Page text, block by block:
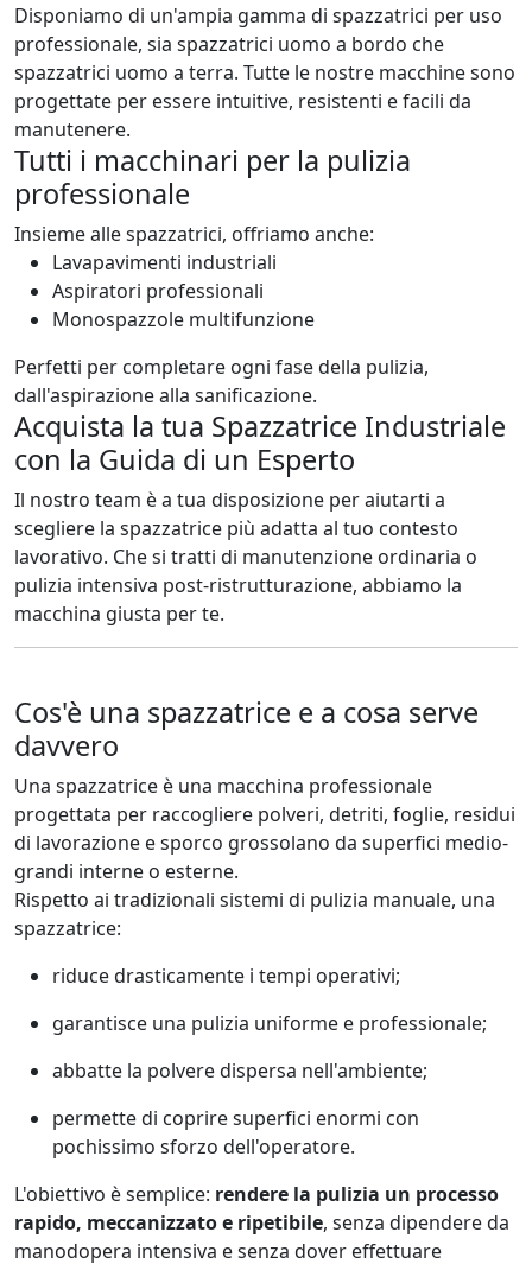
Disponiamo di un'ampia gamma di spazzatrici per uso
professionale, sia spazzatrici uomo a bordo che
spazzatrici uomo a terra. Tutte le nostre macchine sono
progettate per essere intuitive, resistenti e facili da
manutenere.
Tutti i macchinari per la pulizia
professionale
Insieme alle spazzatrici, offriamo anche:
Lavapavimenti industriali
Aspiratori professionali
Monospazzole multifunzione
Perfetti per completare ogni fase della pulizia,
dall'aspirazione alla sanificazione.
Acquista la tua Spazzatrice Industriale
con la Guida di un Esperto
Il nostro team è a tua disposizione per aiutarti a
scegliere la spazzatrice più adatta al tuo contesto
lavorativo. Che si tratti di manutenzione ordinaria o
pulizia intensiva post-ristrutturazione, abbiamo la
macchina giusta per te.
Cos'è una spazzatrice e a cosa serve
davvero
Una spazzatrice è una macchina professionale
progettata per raccogliere polveri, detriti, foglie, residui
di lavorazione e sporco grossolano da superfici medio-
grandi interne o esterne.
Rispetto ai tradizionali sistemi di pulizia manuale, una
spazzatrice:
riduce drasticamente i tempi operativi;
garantisce una pulizia uniforme e professionale;
abbatte la polvere dispersa nell'ambiente;
permette di coprire superfici enormi con
pochissimo sforzo dell'operatore.
L'obiettivo è semplice: rendere la pulizia un processo
rapido, meccanizzato e ripetibile, senza dipendere da
manodopera intensiva e senza dover effettuare